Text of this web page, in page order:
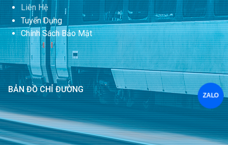
Liên Hệ
Tuyển Dụng
Chính Sách Bảo Mật
BẢN ĐỒ CHỈ ĐƯỜNG
ZALO